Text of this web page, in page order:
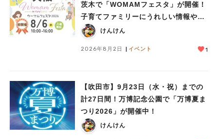
茨木で「WOMAMフェスタ」が開催！
子育てファミリーにうれしい情報やプ
レゼントがいっぱい♪
けんけん
2026年8月2日 イベント 1
【吹田市】9月23日（水・祝）までの
計27日間！万博記念公園で「万博夏ま
つり2026」が開催中！
けんけん